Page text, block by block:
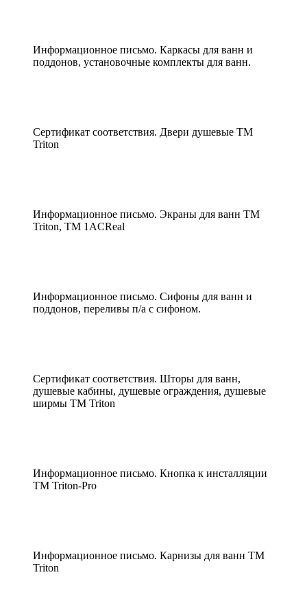
Информационное письмо. Каркасы для ванн и
поддонов, установочные комплекты для ванн.
Сертификат соответствия. Двери душевые ТМ
Triton
Информационное письмо. Экраны для ванн ТМ
Triton, ТМ 1ACReal
Информационное письмо. Сифоны для ванн и
поддонов, переливы п/а с сифоном.
Сертификат соответствия. Шторы для ванн,
душевые кабины, душевые ограждения, душевые
ширмы ТМ Triton
Информационное письмо. Кнопка к инсталляции
ТМ Triton-Pro
Информационное письмо. Карнизы для ванн ТМ
Triton